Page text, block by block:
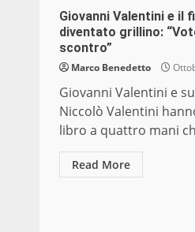
Giovanni Valentini e il
diventato grillino:
scontro”
Marco Benedetto
Giovanni Valentini e
Niccolò Valentini
libro a quattro mani
Read More